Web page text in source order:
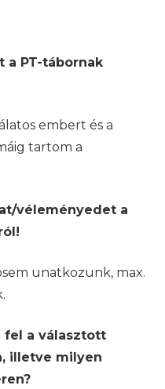
a PT-tábornak
embert és a
tartom a
véleményedet a
unatkozunk, max.
fel a választott
illetve milyen